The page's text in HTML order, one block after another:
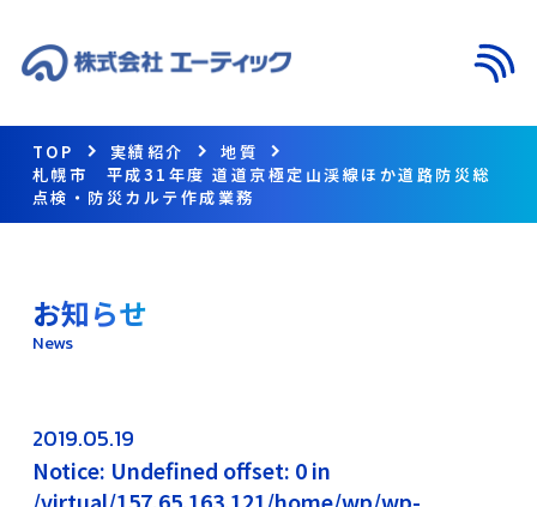
TOP 実績紹介
地質
札幌市 平成31年度 道道京極定山渓線ほか道路防災総
点検・防災カルテ作成業務
お知らせ
News
2019.05.19
Notice: Undefined offset: 0 in
/virtual/157.65.163.121/home/wp/wp-